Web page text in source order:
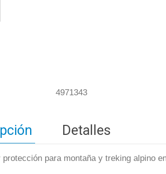
4971343
Detalles
para montaña y treking alpino